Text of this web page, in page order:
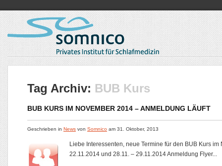
Tag Archiv: BUB Kurs
BUB KURS IM NOVEMBER 2014 – ANMELDUNG LÄUFT
Geschrieben in News von Somnico am 31. Oktober, 2013
Liebe Interessenten, neue Termine für den BUB Kurs im
22.11.2014 und 28.11. – 29.11.2014 Anmeldung Flyer...